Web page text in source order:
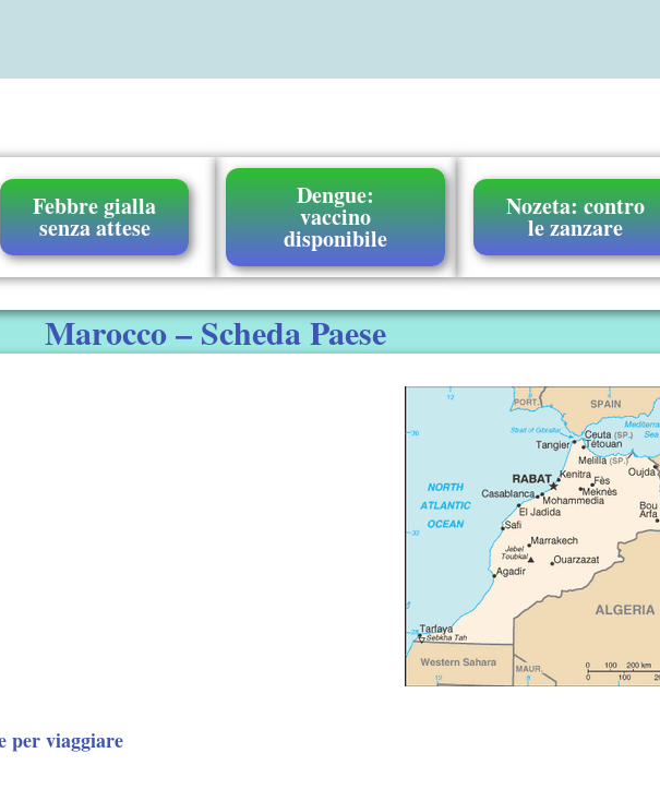
Febbre gialla
senza attese
Dengue:
vaccino
disponibile
Nozeta: contro
le zanzare
Marocco – Scheda Paese
per viaggiare